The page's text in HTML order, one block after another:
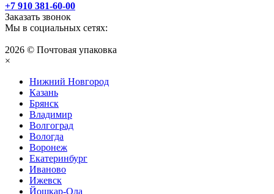
+7 910 381-60-00
Заказать звонок
Мы в социальных сетях:
2026 © Почтовая упаковка
×
Нижний Нoвгород
Казань
Брянск
Владимир
Волгоград
Вологда
Воронеж
Екатеринбург
Иваново
Ижевск
Йошкар-Ола